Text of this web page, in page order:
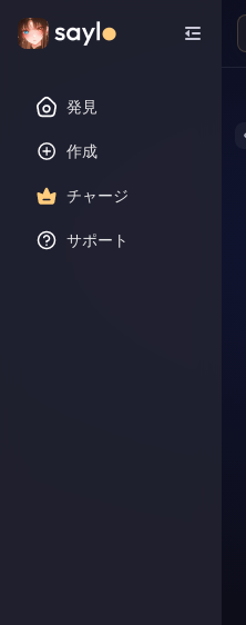
発見
作成
チャージ
サポート